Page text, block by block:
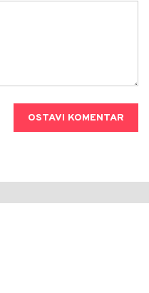
OSTAVI KOMENTAR